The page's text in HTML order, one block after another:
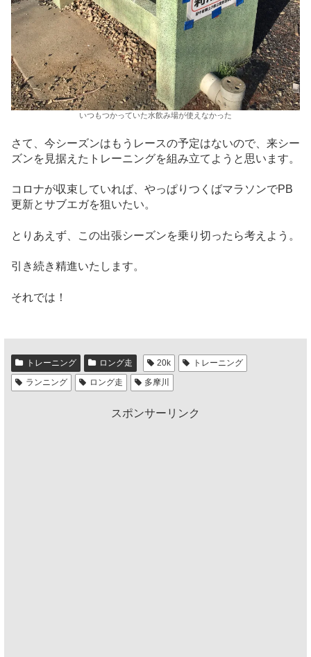
いつもつかっていた水飲み場が使えなかった
さて、今シーズンはもうレースの予定はないので、来シー
ズンを見据えたトレーニングを組み立てようと思います。
コロナが収束していれば、やっぱりつくばマラソンでPB
更新とサブエガを狙いたい。
とりあえず、この出張シーズンを乗り切ったら考えよう。
引き続き精進いたします。
それでは！
トレーニング ロング走 20k
トレーニング
ランニング
ロング走 多摩川
スポンサーリンク